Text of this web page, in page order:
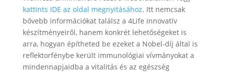
kattints IDE az oldal megnyitásához. Itt nemcsak
bővebb információkat találsz a 4Life innovatív
készítményeiről, hanem konkrét lehetőségeket is
arra, hogyan építheted be ezeket a Nobel-díj által is
reflektorfénybe került immunológiai vívmányokat a
mindennapjaidba a vitalitás és az egészség